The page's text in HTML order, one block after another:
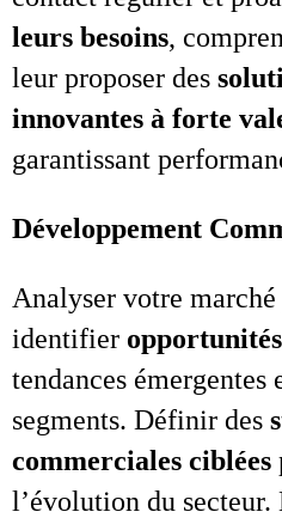
leurs besoins,
leur proposer des
innovantes à forte
garantissant
Développement
Analyser votre
identifier
tendances émergentes
segments. Définir des
commerciales ciblées
l’évolution du